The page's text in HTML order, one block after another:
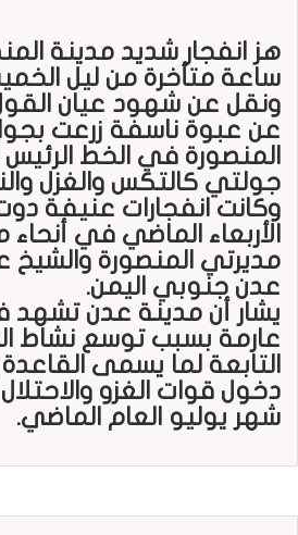
هز انفجار شديد مدينة
ساعة متأخرة من ليل
ونقل عن شهود عيان القول
عن عبوة ناسفة زرعت
المنصورة في الخط الرئيس
جولتي كالتكس والغزل
وكانت انفجارات عنيفة
الأربعاء الماضي في
مديرتي المنصورة والشيخ
عدن جنوبي اليمن.
يشار أن مدينة عدن
عارمة بسبب توسع نشاط
التابعة لما يسمى
دخول قوات الغزو
شهر يوليو العام الماضي.